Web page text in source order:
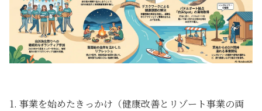
1. 事業を始めたきっかけ（健康改善とリゾート事業の両